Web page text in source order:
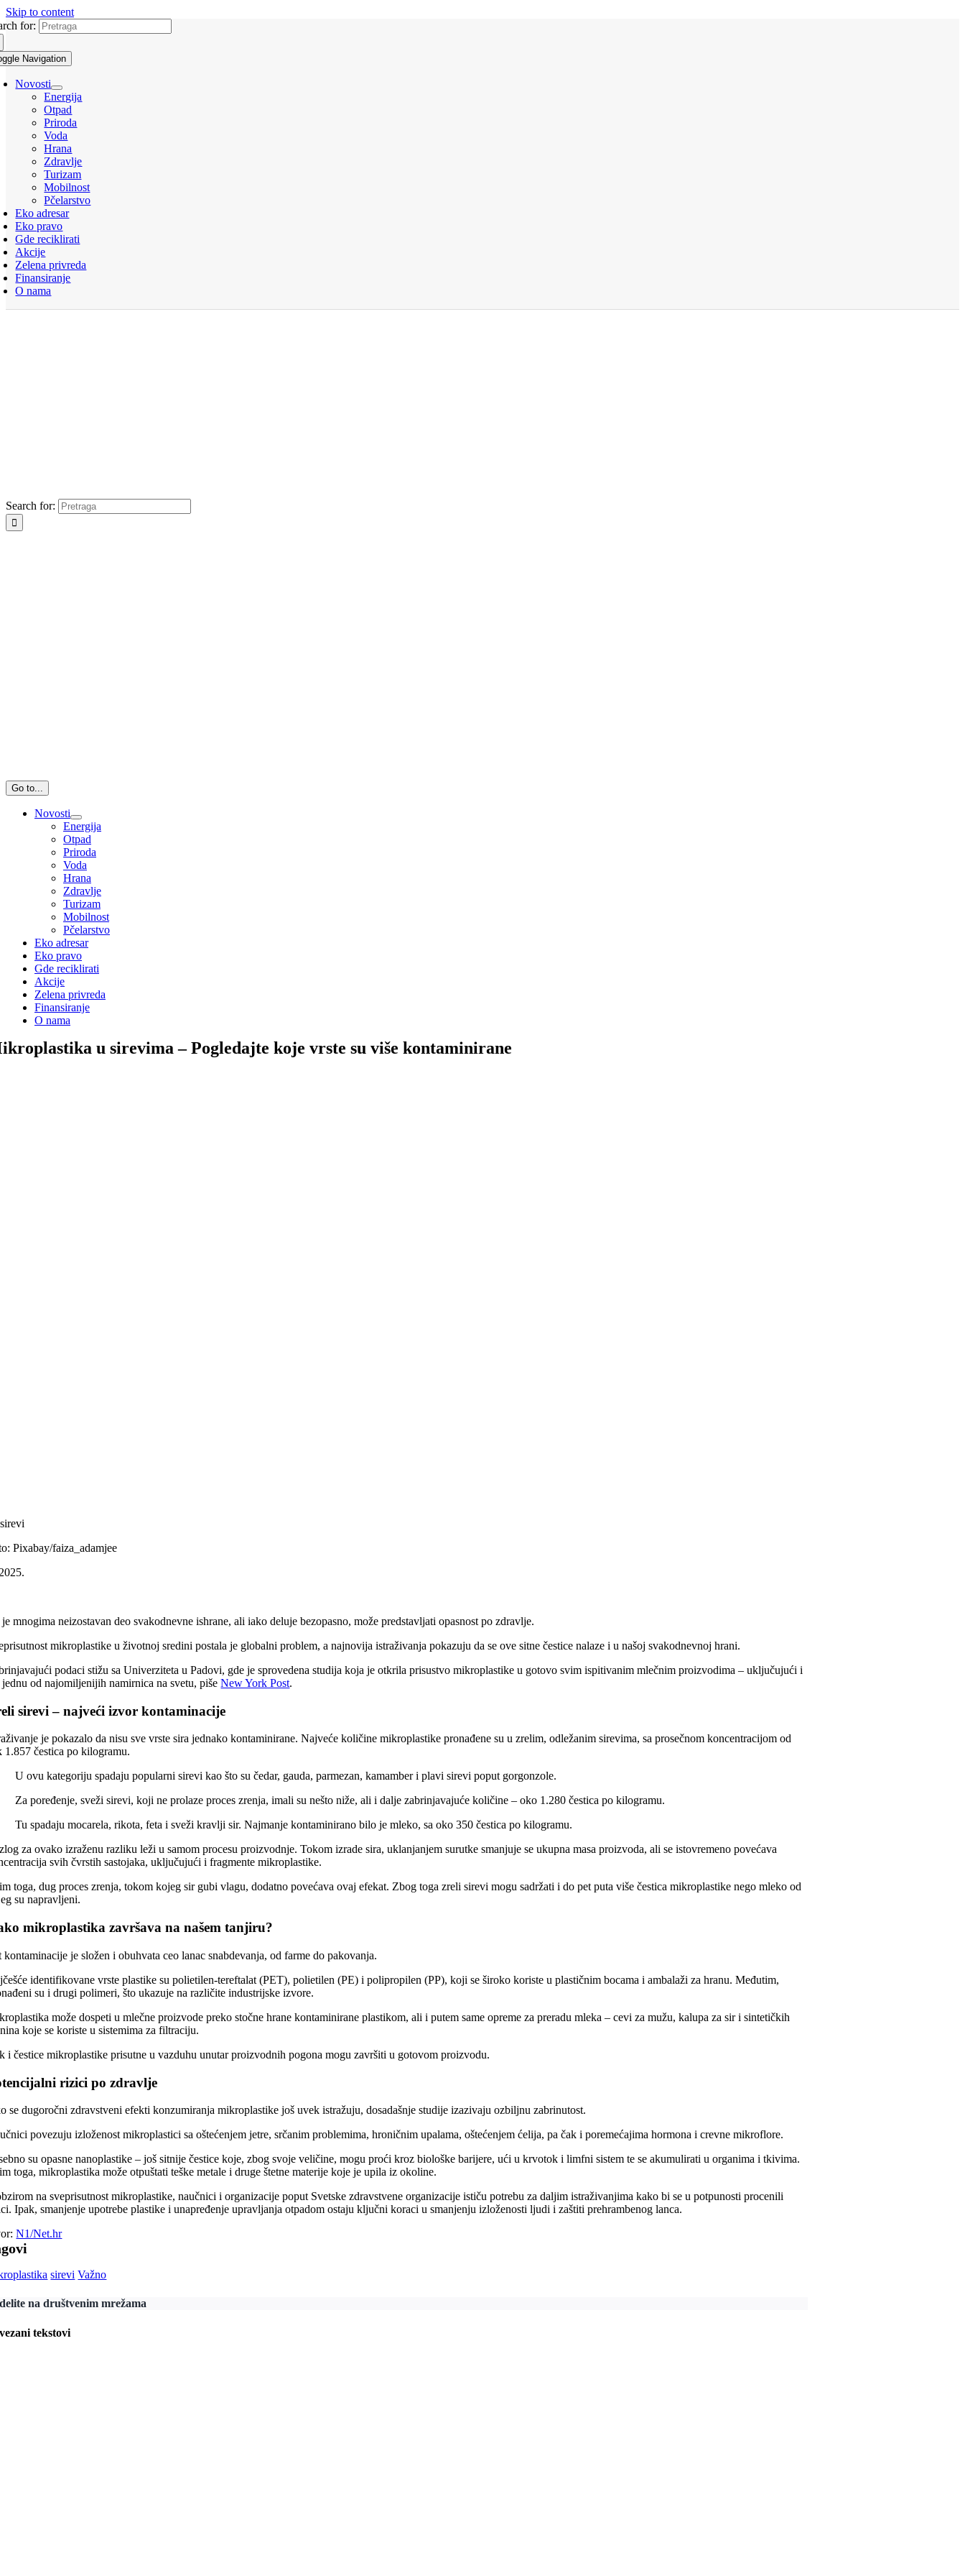
Skip to content
for:
Navigation
Novosti
Energija
Otpad
Priroda
Voda
Hrana
Zdravlje
Turizam
Mobilnost
Pčelarstvo
Eko adresar
Eko pravo
Gde reciklirati
Akcije
Zelena privreda
Finansiranje
O nama
Search for:
Go to...
Novosti
Energija
Otpad
Priroda
Voda
Hrana
Zdravlje
Turizam
Mobilnost
Pčelarstvo
Eko adresar
Eko pravo
Gde reciklirati
Akcije
Zelena privreda
Finansiranje
O nama
u sirevima – Pogledajte koje vrste su više kontaminirane
Pixabay/faiza_adamjee
mnogima neizostavan deo svakodnevne ishrane, ali iako deluje bezopasno, može predstavljati opasnost po zdravlje.
mikroplastike u životnoj sredini postala je globalni problem, a najnovija istraživanja pokazuju da se ove sitne čestice nalaze i u našoj svakodnevnoj hrani.
podaci stižu sa Univerziteta u Padovi, gde je sprovedena studija koja je otkrila prisustvo mikroplastike u gotovo svim ispitivanim mlečnim proizvodima – uključujući i
jednu od najomiljenijih namirnica na svetu, pišeNew York Post.
sirevi – najveći izvor kontaminacije
je pokazalo da nisu sve vrste sira jednako kontaminirane. Najveće količine mikroplastike pronađene su u zrelim, odležanim sirevima, sa prosečnom koncentracijom od
1.857 čestica po kilogramu.
U ovu kategoriju spadaju popularni sirevi kao što su čedar, gauda, parmezan, kamamber i plavi sirevi poput gorgonzole.
Za poređenje, sveži sirevi, koji ne prolaze proces zrenja, imali su nešto niže, ali i dalje zabrinjavajuće količine – oko 1.280 čestica po kilogramu.
Tu spadaju mocarela, rikota, feta i sveži kravlji sir. Najmanje kontaminirano bilo je mleko, sa oko 350 čestica po kilogramu.
za ovako izraženu razliku leži u samom procesu proizvodnje. Tokom izrade sira, uklanjanjem surutke smanjuje se ukupna masa proizvoda, ali se istovremeno povećava
svih čvrstih sastojaka, uključujući i fragmente mikroplastike.
toga, dug proces zrenja, tokom kojeg sir gubi vlagu, dodatno povećava ovaj efekat. Zbog toga zreli sirevi mogu sadržati i do pet puta više čestica mikroplastike nego mleko od
su napravljeni.
mikroplastika završava na našem tanjiru?
kontaminacije je složen i obuhvata ceo lanac snabdevanja, od farme do pakovanja.
identifikovane vrste plastike su polietilen-tereftalat (PET), polietilen (PE) i polipropilen (PP), koji se široko koriste u plastičnim bocama i ambalaži za hranu. Međutim,
su i drugi polimeri, što ukazuje na različite industrijske izvore.
može dospeti u mlečne proizvode preko stočne hrane kontaminirane plastikom, ali i putem same opreme za preradu mleka – cevi za mužu, kalupa za sir i sintetičkih
koje se koriste u sistemima za filtraciju.
i čestice mikroplastike prisutne u vazduhu unutar proizvodnih pogona mogu završiti u gotovom proizvodu.
rizici po zdravlje
se dugoročni zdravstveni efekti konzumiranja mikroplastike još uvek istražuju, dosadašnje studije izazivaju ozbiljnu zabrinutost.
povezuju izloženost mikroplastici sa oštećenjem jetre, srčanim problemima, hroničnim upalama, oštećenjem ćelija, pa čak i poremećajima hormona i crevne mikroflore.
su opasne nanoplastike – još sitnije čestice koje, zbog svoje veličine, mogu proći kroz biološke barijere, ući u krvotok i limfni sistem te se akumulirati u organima i tkivima.
toga, mikroplastika može otpuštati teške metale i druge štetne materije koje je upila iz okoline.
na sveprisutnost mikroplastike, naučnici i organizacije poput Svetske zdravstvene organizacije ističu potrebu za daljim istraživanjima kako bi se u potpunosti procenili
Ipak, smanjenje upotrebe plastike i unapređenje upravljanja otpadom ostaju ključni koraci u smanjenju izloženosti ljudi i zaštiti prehrambenog lanca.
N1/Net.hr
sirevi Važno
na društvenim mrežama
tekstovi